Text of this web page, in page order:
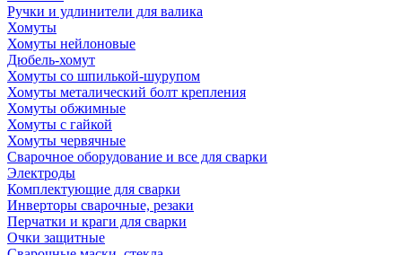
Ручки и удлинители для валика
Хомуты
Хомуты нейлоновые
Дюбель-хомут
Хомуты со шпилькой-шурупом
Хомуты металический болт крепления
Хомуты обжимные
Хомуты с гайкой
Хомуты червячные
Сварочное оборудование и все для сварки
Электроды
Комплектующие для сварки
Инверторы сварочные, резаки
Перчатки и краги для сварки
Очки защитные